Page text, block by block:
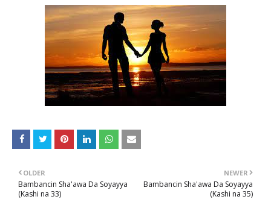
NEWER
Bambancin Sha'awa Da Soyayya
(Kashi na 35)
OLDER
Bambancin Sha'awa Da Soyayya
(Kashi na 33)